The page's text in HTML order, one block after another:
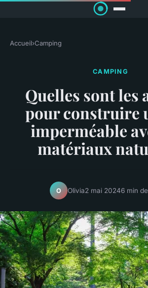
Accueil›Camping
CAMPING
Quelles sont les
pour construire
imperméable
matériaux
O Olivia2 mai 20246 min